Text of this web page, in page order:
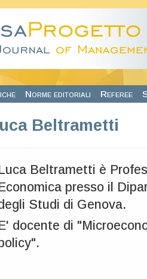
Norme editoriali Referee
Beltrametti
Beltrametti è
presso il
Studi di Genova.
docente di